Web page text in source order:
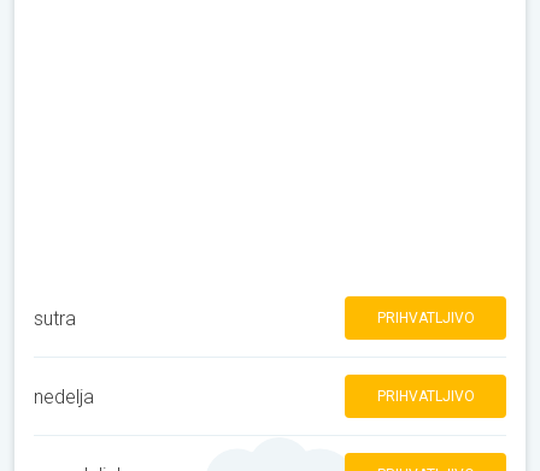
sutra PRIHVATLJIVO
nedelja PRIHVATLJIVO